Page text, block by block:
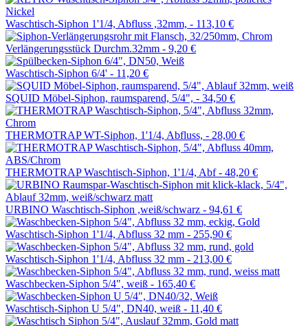
Waschtisch-Siphon 1'1/4, Abfluss ,32mm, - 113,10 €
Verlängerungsstück Durchm.32mm - 9,20 €
Waschtisch-Siphon 6/4' - 11,20 €
SQUID Möbel-Siphon, raumsparend, 5/4", - 34,50 €
THERMOTRAP WT-Siphon, 1'1/4, Abfluss, - 28,00 €
THERMOTRAP Waschtisch-Siphon, 1'1/4, Abf - 48,20 €
URBINO Waschtisch-Siphon ,weiß/schwarz - 94,61 €
Waschtisch-Siphon 1'1/4, Abfluss 32 mm - 255,90 €
Waschtisch-Siphon 1'1/4, Abfluss 32 mm - 213,00 €
Waschbecken-Siphon 5/4", weiß - 165,40 €
Waschtisch-Siphon U 5/4", DN40, weiß - 11,40 €